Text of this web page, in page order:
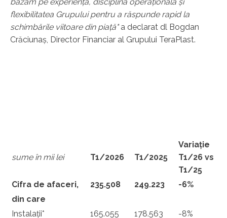
flexibilitatea Grupuluipentru a răspunderapid la
schimbările viitoare din piață"a declarat dl Bogdan
Crăciunaș, Director Financiar al Grupului TeraPlast.
sume în mii lei T1/2026 T1/2025
Variație
T1/26 vs
T1/25
Cifra de afaceri,
235.508 249.223
-6%
din care
Instalații*
165.055 178.563 -8%